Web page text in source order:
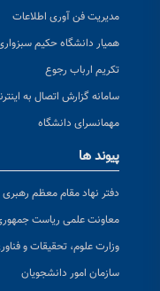
مدیریت فن آوری اطلاعات
همیار دانشگاه حکیم
تکریم ارباب رجوع
سامانه گزارش اتصال به
مهمانسرای دانشگاه
پیوند ها
دفتر نهاد مقام معظم رهبری
معاونت علمی ریاست
وزارت علوم، تحقیقات و
سازمان امور دانشجویان